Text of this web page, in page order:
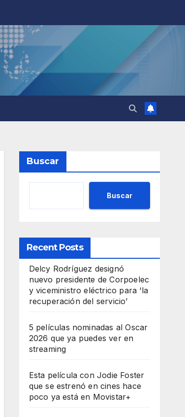
Buscar
Buscar
Recent Posts
Delcy Rodríguez designó
nuevo presidente de Corpoelec
y viceministro eléctrico para ‘la
recuperación del servicio’
5 películas nominadas al Oscar
2026 que ya puedes ver en
streaming
Esta película con Jodie Foster
que se estrenó en cines hace
poco ya está en Movistar+